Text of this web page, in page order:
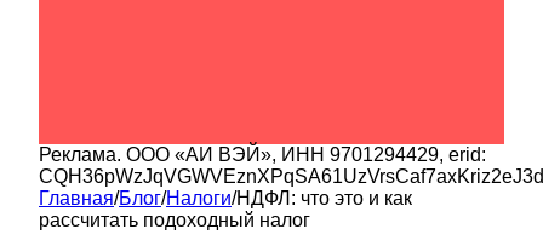
Реклама. ООО «АИ ВЭЙ», ИНН 9701294429, erid:
Главная/Блог/Налоги/НДФЛ: что это и как
рассчитать подоходный налог